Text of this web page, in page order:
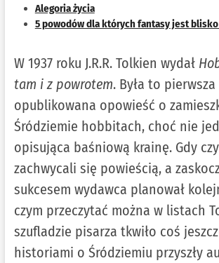
Alegoria życia
5 powodów dla których fantasy jest
W 1937 roku J.R.R. Tolkien wydał
tam i z powrotem. Była to pierwsza
opublikowana opowieść o
Śródziemie hobbitach, choć nie
opisująca baśniową krainę. Gdy
zachwycali się powieścią, a
sukcesem wydawca planował
czym przeczytać można w listach
szufladzie pisarza tkwiło coś
historiami o Śródziemiu przyszły